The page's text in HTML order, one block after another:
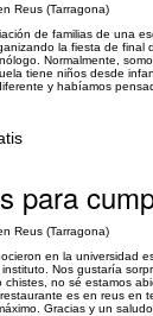
Reus (Tarragona)
de familias de una
la fiesta de final
Normalmente,
tiene niños desde
y habíamos
para
Reus (Tarragona)
en la universidad
Nos gustaría
chistes, no sé estamos
es en reus en
Gracias y un